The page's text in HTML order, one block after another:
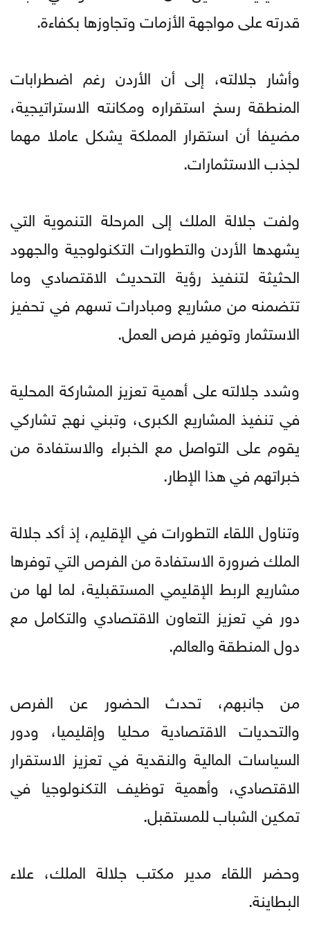
قدرته على مواجهة الأزمات وتجاوزها بكفاءة.
وأشار جلالته، إلى أن الأردن رغم اضطرابات
المنطقة رسخ استقراره ومكانته الاستراتيجية،
مضيفا أن استقرار المملكة يشكل عاملا مهما
لجذب الاستثمارات.
ولفت جلالة الملك إلى المرحلة التنموية التي
يشهدها الأردن والتطورات التكنولوجية والجهود
الحثيثة لتنفيذ رؤية التحديث الاقتصادي وما
تتضمنه من مشاريع ومبادرات تسهم في تحفيز
الاستثمار وتوفير فرص العمل.
وشدد جلالته على أهمية تعزيز المشاركة المحلية
في تنفيذ المشاريع الكبرى، وتبني نهج تشاركي
يقوم على التواصل مع الخبراء والاستفادة من
خبراتهم في هذا الإطار.
وتناول اللقاء التطورات في الإقليم، إذ أكد جلالة
الملك ضرورة الاستفادة من الفرص التي توفرها
مشاريع الربط الإقليمي المستقبلية، لما لها من
دور في تعزيز التعاون الاقتصادي والتكامل مع
دول المنطقة والعالم.
من جانبهم، تحدث الحضور عن الفرص
والتحديات الاقتصادية محليا وإقليميا، ودور
السياسات المالية والنقدية في تعزيز الاستقرار
الاقتصادي، وأهمية توظيف التكنولوجيا في
تمكين الشباب للمستقبل.
وحضر اللقاء مدير مكتب جلالة الملك، علاء
البطاينة.